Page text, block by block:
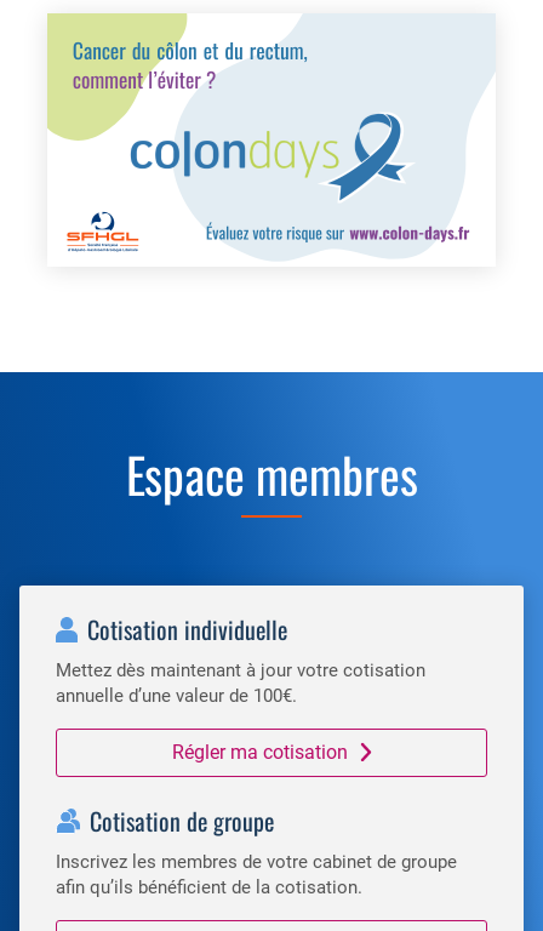
Espace membres
Cotisation individuelle
Mettez dès maintenant à jour votre cotisation
annuelle d’une valeur de 100€.
Régler ma cotisation
Cotisation de groupe
Inscrivez les membres de votre cabinet de groupe
afin qu’ils bénéficient de la cotisation.